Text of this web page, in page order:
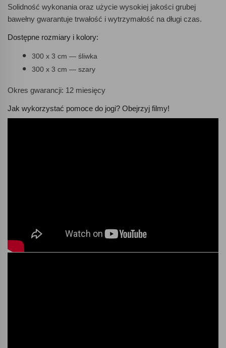
Solidność wykonania oraz użycie wysokiej jakości grubej
bawełny gwarantuje trwałość i wytrzymałość na długi czas.
Dostępne rozmiary i kolory:
300 x 3 cm — śliwka
300 x 3 cm — szary
Okres gwarancji: 12 miesięcy
Jak wykorzystać pomoce do jogi? Obejrzyj filmy!